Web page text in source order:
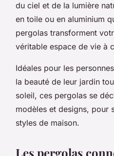
du ciel et de la lumière
en toile ou en aluminium
pergolas transforment
véritable espace de vie à
Idéales pour les
la beauté de leur jardin
soleil, ces pergolas se
modèles et designs, pour
styles de maison.
Les pergolas